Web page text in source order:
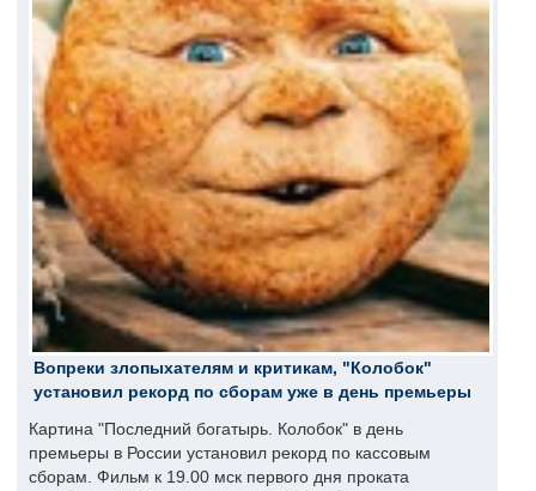
Вопреки злопыхателям и критикам, "Колобок"
установил рекорд по сборам уже в день премьеры
Картина "Последний богатырь. Колобок" в день
премьеры в России установил рекорд по кассовым
сборам. Фильм к 19.00 мск первого дня проката